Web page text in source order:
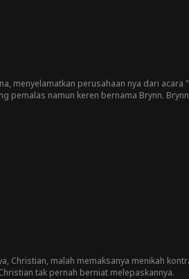
menyelamatkan perusahaan nya dari acara
pemalas namun keren bernama Brynn.
Christian, malah memaksanya menikah
tak pernah berniat melepaskannya.